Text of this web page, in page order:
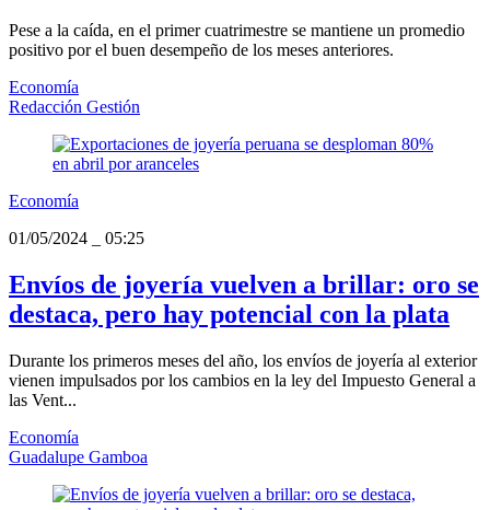
Pese a la caída, en el primer cuatrimestre se mantiene un promedio
positivo por el buen desempeño de los meses anteriores.
Economía
Redacción Gestión
Economía
01/05/2024
05:25
Envíos de joyería vuelven a brillar: oro se
destaca, pero hay potencial con la plata
Durante los primeros meses del año, los envíos de joyería al exterior
vienen impulsados por los cambios en la ley del Impuesto General a
las Vent...
Economía
Guadalupe Gamboa